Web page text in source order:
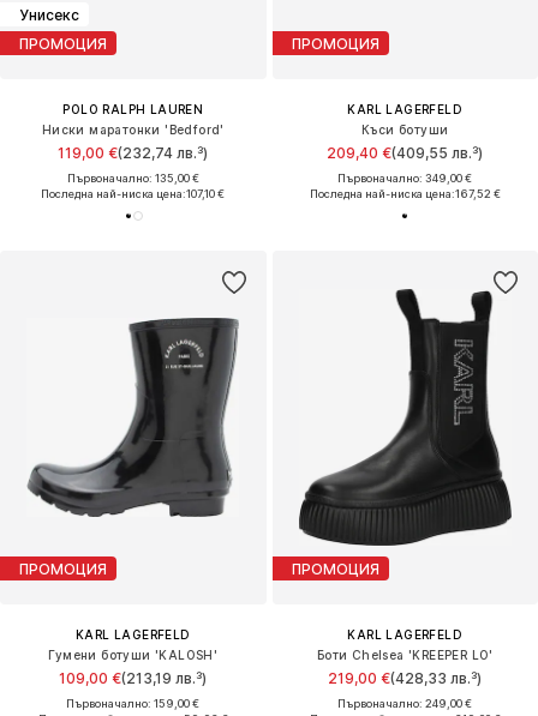
Унисекс
ПРОМОЦИЯ
POLO RALPH LAUREN
Ниски маратонки 'Bedford'
119,00 €(232,74 лв.³)
Първоначално: 135,00 €
Последна най-ниска цена:107,10 €
ПРОМОЦИЯ
KARL LAGERFELD
Къси ботуши
209,40 €(409,55 лв.³)
Първоначално: 349,00 €
Последна най-ниска цена:167,52 €
ПРОМОЦИЯ
KARL LAGERFELD
Гумени ботуши 'KALOSH'
109,00 €(213,19 лв.³)
Първоначално: 159,00 €
ПРОМОЦИЯ
KARL LAGERFELD
Боти Chelsea 'KREEPER LO'
219,00 €(428,33 лв.³)
Първоначално: 249,00 €